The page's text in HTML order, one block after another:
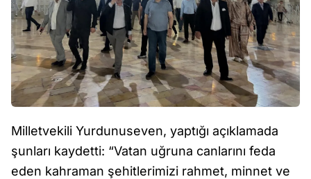
Milletvekili Yurdunuseven, yaptığı açıklamada
şunları kaydetti: “Vatan uğruna canlarını feda
eden kahraman şehitlerimizi rahmet, minnet ve